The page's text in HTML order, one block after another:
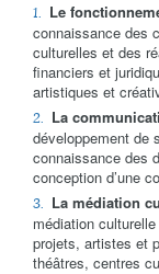
Le
connaissance des
culturelles et des
financiers et
artistiques et
La
développement de
connaissance des
conception d’une
La médiation
médiation
projets, artistes et
théâtres, centres